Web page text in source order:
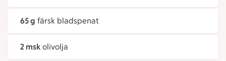
65 g färsk bladspenat
2 msk olivolja